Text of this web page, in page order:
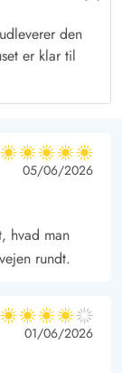
den
er klar til
5 ud af 5
5 ud af 5
5 out of 5
05/06/2026
hvad man
rundt.
4 ud af 5
4 ud af 5
4 out of 5
01/06/2026